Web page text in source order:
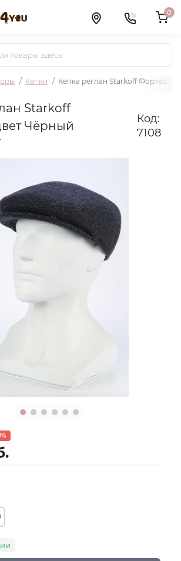
0
Кепки Кепка реглан Starkoff Фортеза
Starkoff
Чёрный
Код:
7108